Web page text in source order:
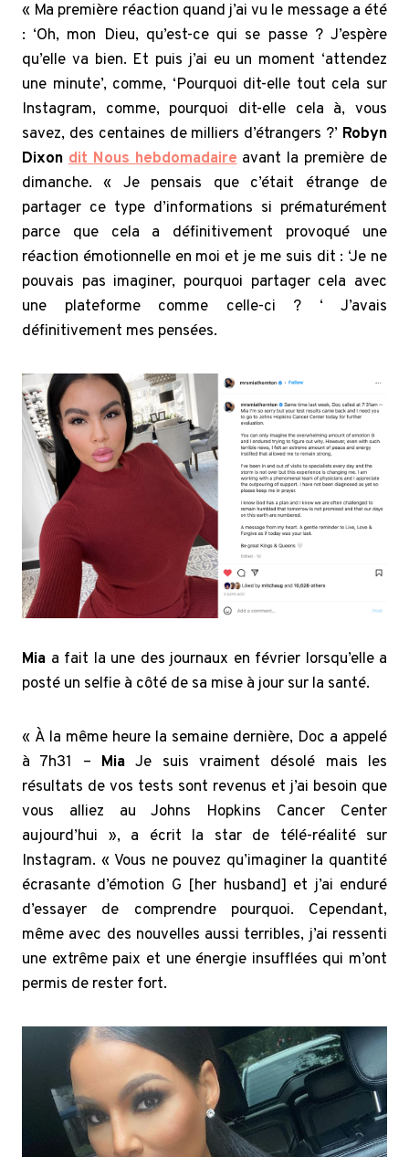
« Ma première réaction quand j’ai vu le message a été
: ‘Oh, mon Dieu, qu’est-ce qui se passe ? J’espère
qu’elle va bien. Et puis j’ai eu un moment ‘attendez
une minute’, comme, ‘Pourquoi dit-elle tout cela sur
Instagram, comme, pourquoi dit-elle cela à, vous
savez, des centaines de milliers d’étrangers ?’ Robyn
Dixon dit Nous hebdomadaireavant la première de
dimanche. « Je pensais que c’était étrange de
partager ce type d’informations si prématurément
parce que cela a définitivement provoqué une
réaction émotionnelle en moi et je me suis dit : ‘Je ne
pouvais pas imaginer, pourquoi partager cela avec
une plateforme comme celle-ci ? ‘ J’avais
définitivement mes pensées.
Mia a fait la une des journaux en février lorsqu’elle a
posté un selfie à côté de sa mise à jour sur la santé.
« À la même heure la semaine dernière, Doc a appelé
à 7h31 – Mia Je suis vraiment désolé mais les
résultats de vos tests sont revenus et j’ai besoin que
vous alliez au Johns Hopkins Cancer Center
aujourd’hui », a écrit la star de télé-réalité sur
Instagram. « Vous ne pouvez qu’imaginer la quantité
écrasante d’émotion G [her husband] et j’ai enduré
d’essayer de comprendre pourquoi. Cependant,
même avec des nouvelles aussi terribles, j’ai ressenti
une extrême paix et une énergie insufflées qui m’ont
permis de rester fort.